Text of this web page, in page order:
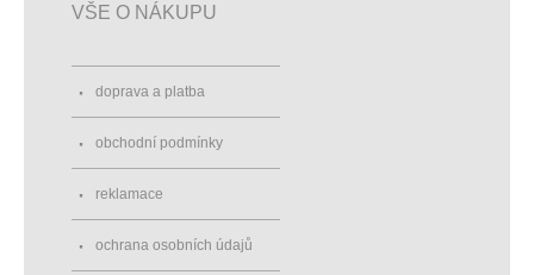
VŠE O NÁKUPU
doprava a platba
obchodní podmínky
reklamace
ochrana osobních údajů